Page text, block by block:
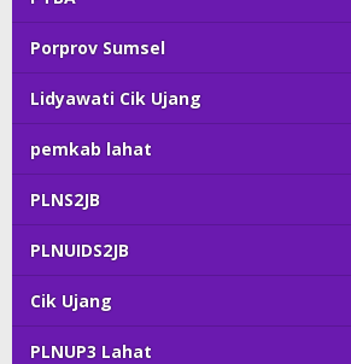
Porprov Sumsel
Lidyawati Cik Ujang
pemkab lahat
PLNS2JB
PLNUIDS2JB
Cik Ujang
PLNUP3 Lahat